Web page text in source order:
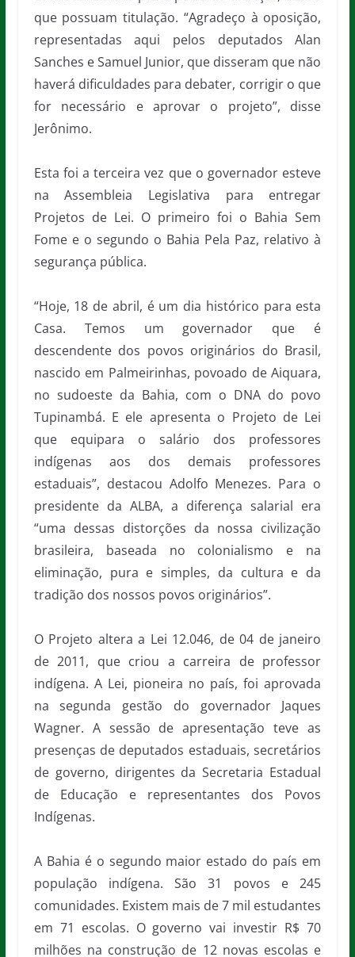
que possuam titulação. “Agradeço à oposição,
representadas aqui pelos deputados Alan
Sanches e Samuel Junior, que disseram que não
haverá dificuldades para debater, corrigir o que
for necessário e aprovar o projeto”, disse
Jerônimo.
Esta foi a terceira vez que o governador esteve
na Assembleia Legislativa para entregar
Projetos de Lei. O primeiro foi o Bahia Sem
Fome e o segundo o Bahia Pela Paz, relativo à
segurança pública.
“Hoje, 18 de abril, é um dia histórico para esta
Casa. Temos um governador que é
descendente dos povos originários do Brasil,
nascido em Palmeirinhas, povoado de Aiquara,
no sudoeste da Bahia, com o DNA do povo
Tupinambá. E ele apresenta o Projeto de Lei
que equipara o salário dos professores
indígenas aos dos demais professores
estaduais”, destacou Adolfo Menezes. Para o
presidente da ALBA, a diferença salarial era
“uma dessas distorções da nossa civilização
brasileira, baseada no colonialismo e na
eliminação, pura e simples, da cultura e da
tradição dos nossos povos originários”.
O Projeto altera a Lei 12.046, de 04 de janeiro
de 2011, que criou a carreira de professor
indígena. A Lei, pioneira no país, foi aprovada
na segunda gestão do governador Jaques
Wagner. A sessão de apresentação teve as
presenças de deputados estaduais, secretários
de governo, dirigentes da Secretaria Estadual
de Educação e representantes dos Povos
Indígenas.
A Bahia é o segundo maior estado do país em
população indígena. São 31 povos e 245
comunidades. Existem mais de 7 mil estudantes
em 71 escolas. O governo vai investir R$ 70
milhões na construção de 12 novas escolas e